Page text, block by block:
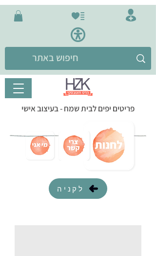
פריטים יפים לבית שמח - בעיצוב אישי
לקניה